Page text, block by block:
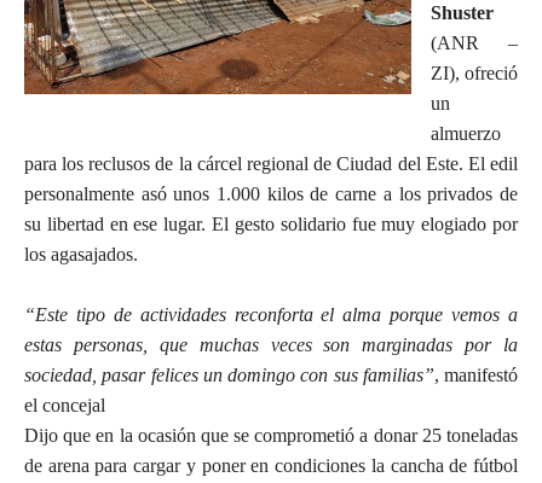
Shuster
(ANR –
ZI), ofreció
un
almuerzo
para los reclusos de la cárcel regional de Ciudad del Este. El edil
personalmente asó unos 1.000 kilos de carne a los privados de
su libertad en ese lugar. El gesto solidario fue muy elogiado por
los agasajados.
“Este tipo de actividades reconforta el alma porque vemos a
estas personas, que muchas veces son marginadas por la
sociedad, pasar felices un domingo con sus familias”, manifestó
el concejal
Dijo que en la ocasión que se comprometió a donar 25 toneladas
de arena para cargar y poner en condiciones la cancha de fútbol